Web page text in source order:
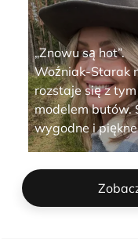
„Znowu są hot”.
Woźniak-Starak
rozstaje się z tym
modelem butów.
wygodne i piękne